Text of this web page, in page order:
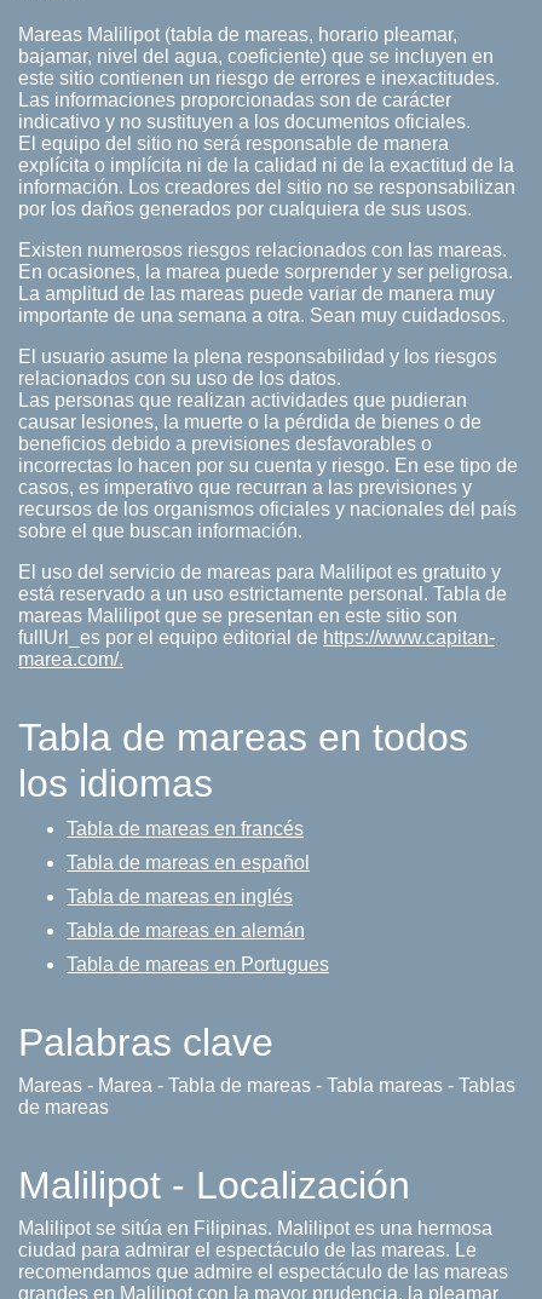
Mareas Malilipot (tabla de mareas, horario pleamar,
bajamar, nivel del agua, coeficiente) que se incluyen en
este sitio contienen un riesgo de errores e inexactitudes.
Las informaciones proporcionadas son de carácter
indicativo y no sustituyen a los documentos oficiales.
El equipo del sitio no será responsable de manera
explícita o implícita ni de la calidad ni de la exactitud de la
información. Los creadores del sitio no se responsabilizan
por los daños generados por cualquiera de sus usos.
Existen numerosos riesgos relacionados con las mareas.
En ocasiones, la marea puede sorprender y ser peligrosa.
La amplitud de las mareas puede variar de manera muy
importante de una semana a otra. Sean muy cuidadosos.
El usuario asume la plena responsabilidad y los riesgos
relacionados con su uso de los datos.
Las personas que realizan actividades que pudieran
causar lesiones, la muerte o la pérdida de bienes o de
beneficios debido a previsiones desfavorables o
incorrectas lo hacen por su cuenta y riesgo. En ese tipo de
casos, es imperativo que recurran a las previsiones y
recursos de los organismos oficiales y nacionales del país
sobre el que buscan información.
El uso del servicio de mareas para Malilipot es gratuito y
está reservado a un uso estrictamente personal. Tabla de
mareas Malilipot que se presentan en este sitio son
fullUrl_es por el equipo editorial de https://www.capitan-
marea.com/.
Tabla de mareas en todos
los idiomas
Tabla de mareas en francés
Tabla de mareas en español
Tabla de mareas en inglés
Tabla de mareas en alemán
Tabla de mareas en Portugues
Palabras clave
Mareas - Marea - Tabla de mareas - Tabla mareas - Tablas
de mareas
Malilipot - Localización
Malilipot se sitúa en Filipinas. Malilipot es una hermosa
ciudad para admirar el espectáculo de las mareas. Le
recomendamos que admire el espectáculo de las mareas
grandes en Malilipot con la mayor prudencia, la pleamar